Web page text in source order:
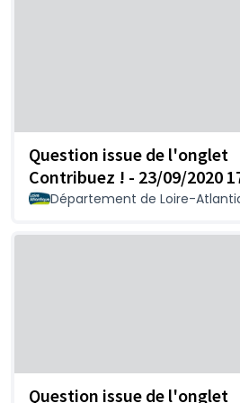
Question issue de l'onglet
Contribuez ! - 23/09/2020
Département de Loire-
Question issue de l'onglet